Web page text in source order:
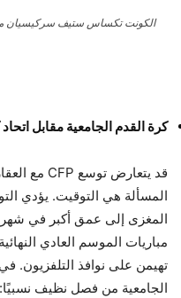
كرة القدم الجامعية مقابل
المسألة هي التوقيت. يؤدي
المغزى إلى عمق أكبر في شهر
مباريات الموسم العادي
تهيمن على نوافذ التلفزيون.
الجامعية من فصل نظيف